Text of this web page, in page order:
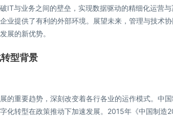
IT与业务之间的壁垒，实现数据驱动的精细化运营
业提供了有利的外部环境。展望未来，管理与技术
展的新优势。
型背景
的重要趋势，深刻改变着各行各业的运作模式。中
化转型在政策推动下加速发展。2015年《中国制造